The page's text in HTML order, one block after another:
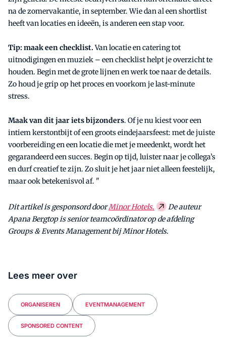
na de zomervakantie, in september. Wie dan al een shortlist
heeft van locaties en ideeën, is anderen een stap voor.
Tip: maak een checklist.Van locatie en catering tot
uitnodigingen en muziek – een checklist helpt je overzicht te
houden. Begin met de grote lijnen en werk toe naar de details.
Zo houd je grip op het proces en voorkom je last-minute
stress.
Maak van dit jaar iets bijzonders. Of je nu kiest voor een
intiem kerstontbijt of een groots eindejaarsfeest: met de juiste
voorbereiding en een locatie die met je meedenkt, wordt het
gegarandeerd een succes. Begin op tijd, luister naar je collega’s
en durf creatief te zijn. Zo sluit je het jaar niet alleen feestelijk,
maar ook betekenisvol af. "
Dit artikel is gesponsord doorMinor Hotels.
De auteur
Apana Bergtop is senior teamcoördinator op de afdeling
Groups & Events Management bij Minor Hotels.
Lees meer over
ORGANISEREN EVENTMANAGEMENT
SPONSORED CONTENT